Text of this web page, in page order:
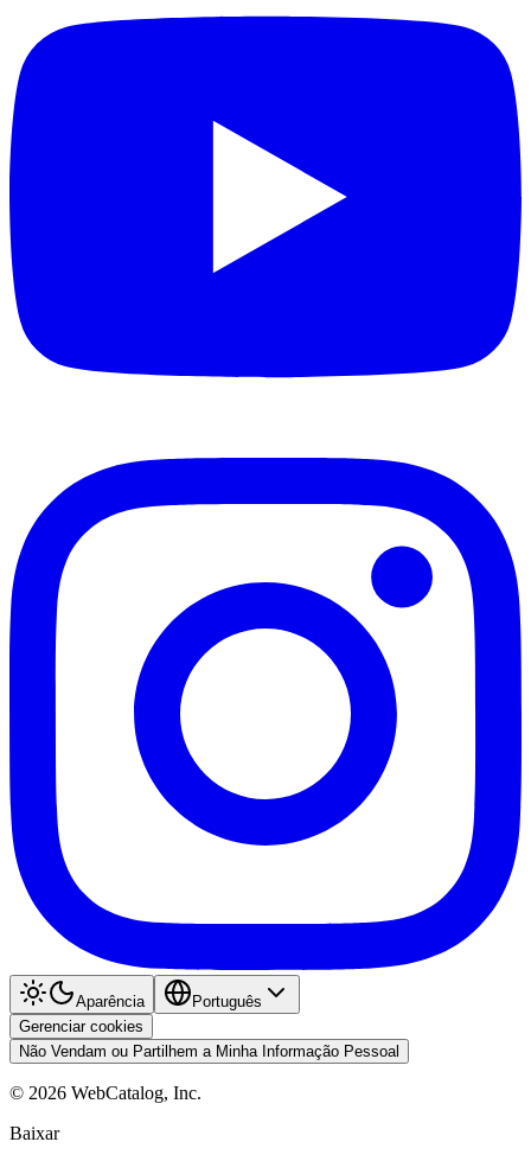
Aparência
Português
Gerenciar cookies
Não Vendam ou Partilhem a Minha Informação Pessoal
© 2026 WebCatalog, Inc.
Baixar